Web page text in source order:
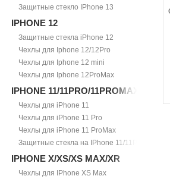
Защитные стекло IPhone 13
IPHONE 12
Защитные стекла iPhone 12
Чехлы для Iphone 12/12Pro
Чехлы для Iphone 12 mini
Чехлы для Iphone 12ProMax
IPHONE 11/11PRO/11PROMAX
Чехлы для iPhone 11
Чехлы для iPhone 11 Pro
Чехлы для iPhone 11 ProMax
Защитные стекла на IPhone 11/11Pro/
IPHONE X/XS/XS MAX/XR
Чехлы для IPhone XS Max